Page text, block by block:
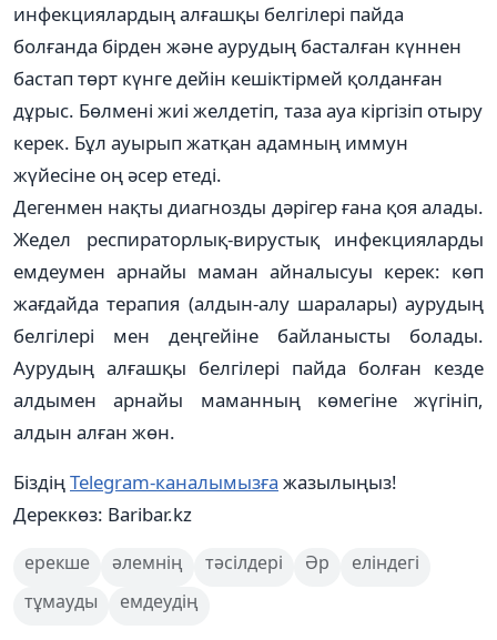
инфекциялардың алғашқы белгілері пайда
болғанда бірден және аурудың басталған күннен
бастап төрт күнге дейін кешіктірмей қолданған
дұрыс. Бөлмені жиі желдетіп, таза ауа кіргізіп отыру
керек. Бұл ауырып жатқан адамның иммун
жүйесіне оң әсер етеді.
Дегенмен нақты диагнозды дәрігер ғана қоя алады.
Жедел респираторлық-вирустық инфекцияларды
емдеумен арнайы маман айналысуы керек: көп
жағдайда терапия (алдын-алу шаралары) аурудың
белгілері мен деңгейіне байланысты болады.
Аурудың алғашқы белгілері пайда болған кезде
алдымен арнайы маманның көмегіне жүгініп,
алдын алған жөн.
БіздіңTelegram-каналымызға жазылыңыз!
Дереккөз: Baribar.kz
ерекше әлемнің тәсілдері Әр
еліндегі
тұмауды
емдеудің